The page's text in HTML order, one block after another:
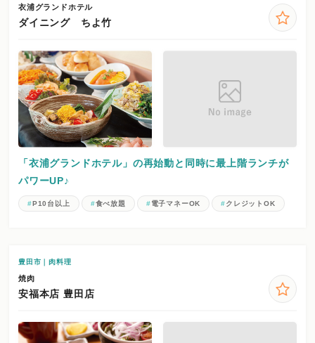
衣浦グランドホテル
ダイニング ちよ竹
「衣浦グランドホテル」の再始動と同時に最上階ランチが
パワーUP♪
P10台以上 食べ放題 電子マネーOK クレジットOK
豊田市｜肉料理
焼肉
安福本店 豊田店